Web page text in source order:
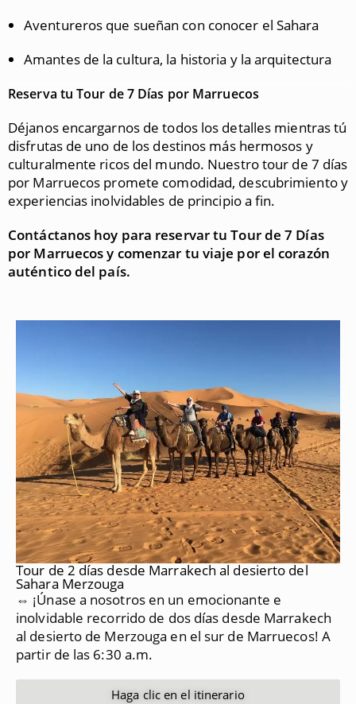
Aventureros que sueñan con conocer el Sahara
Amantes de la cultura, la historia y la arquitectura
Reserva tu Tour de 7 Días por Marruecos
Déjanos encargarnos de todos los detalles mientras tú
disfrutas de uno de los destinos más hermosos y
culturalmente ricos del mundo. Nuestro tour de 7 días
por Marruecos promete comodidad, descubrimiento y
experiencias inolvidables de principio a fin.
Contáctanos hoy para reservar tu Tour de 7 Días
por Marruecos y comenzar tu viaje por el corazón
auténtico del país.
Tour de 2 días desde Marrakech al desierto del
Sahara Merzouga
⇔ ¡Únase a nosotros en un emocionante e
inolvidable recorrido de dos días desde Marrakech
al desierto de Merzouga en el sur de Marruecos! A
partir de las 6:30 a.m.
Haga clic en el itinerario